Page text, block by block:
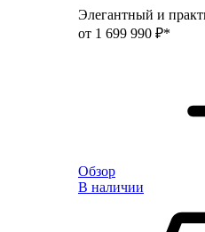
Элегантный и
от 1 699 990 ₽*
Обзор
В наличии